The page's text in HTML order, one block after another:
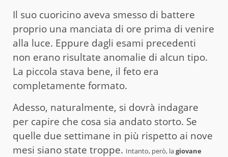
Il suo cuoricino aveva smesso di battere
proprio una manciata di ore prima di venire
alla luce. Eppure dagli esami precedenti
non erano risultate anomalie di alcun tipo.
La piccola stava bene, il feto era
completamente formato.
Adesso, naturalmente, si dovrà indagare
per capire che cosa sia andato storto. Se
quelle due settimane in più rispetto ai nove
mesi siano state troppe. Intanto, però, lagiovane